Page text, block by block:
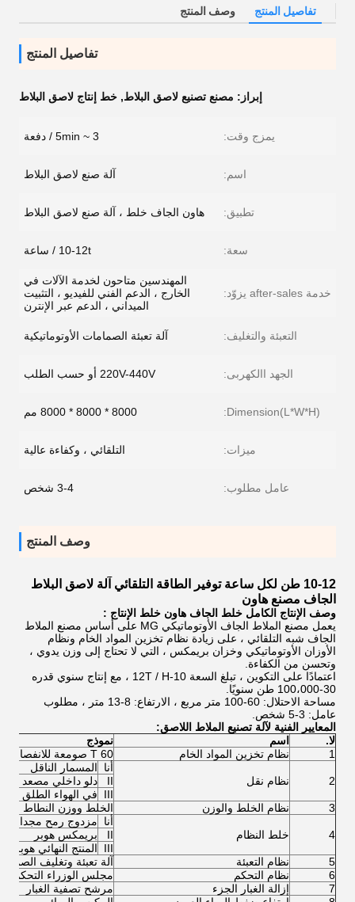
تفاصيل المنتج وصف المنتج
تفاصيل المنتج
إبراز: مصنع تصنيع لاصق البلاط, خط إنتاج لاصق البلاط
يمزج وقت: 3 ~ 5min / دفعة
اسم: آلة صنع لاصق البلاط
تطبيق: هاون الجاف خلط ، آلة صنع لاصق البلاط
سعة: 10-12t / ساعة
خدمة after-sales يزوّد:
المهندسين متاحون لخدمة الآلات في
الخارج ، الدعم الفني للفيديو ، التثبيت
الميداني ، الدعم عبر الإنترن
التعبئة والتغليف: آلة تعبئة الصمامات الأوتوماتيكية
الجهد االكهربى: 220V-440V أو حسب الطلب
Dimension(L*W*H): 8000 * 8000 * 8000 مم
ميزات: التلقائي ، وكفاءة عالية
عامل مطلوب: 3-4 شخص
وصف المنتج
10-12 طن لكل ساعة توفير الطاقة التلقائي آلة لاصق البلاط
الجاف مصنع هاون
وصف الإنتاج الكامل خلط الجاف هاون خلط الإنتاج :
يعمل مصنع الملاط الجاف الأوتوماتيكي MG على أساس مصنع الملاط
الجاف شبه التلقائي ، على زيادة نظام تخزين المواد الخام ونظام
الأوزان الأوتوماتيكي وخزان بريمكس ، التي لا تحتاج إلى وزن يدوي ،
وتحسن من الكفاءة.
اعتمادًا على التكوين ، تبلغ السعة 10-12T / H ، مع إنتاج سنوي قدره
30-100،000 طن سنويًا.
مساحة الاحتلال: 60-100 متر مربع ، الارتفاع: 8-13 متر ، مطلوب
عامل: 3-5 شخص.
المعايير الفنية لآلة تصنيع الملاط اللاصق:
لا.
اسم
نموذج
1
نظام تخزين المواد الخام 60 T صومعة للانفصال
2 نظام نقل
أنا
المسمار الناقل
II
دلو داخلي مصعد
III
في الهواء الطلق دلو
3
نظام الخلط والوزن الخلط ووزن النطاط
4 خلط النظام
أنا
مزدوج رمح مجداف
II
بريمكس هوبر
III
المنتج النهائي هوبر
5
نظام التعبئة
آلة تعبئة وتغليف
6
نظام التحكم
مجلس الوزراء التحكم PLC
7
إزالة الغبار الجزء
مرشح تصفية الغبار